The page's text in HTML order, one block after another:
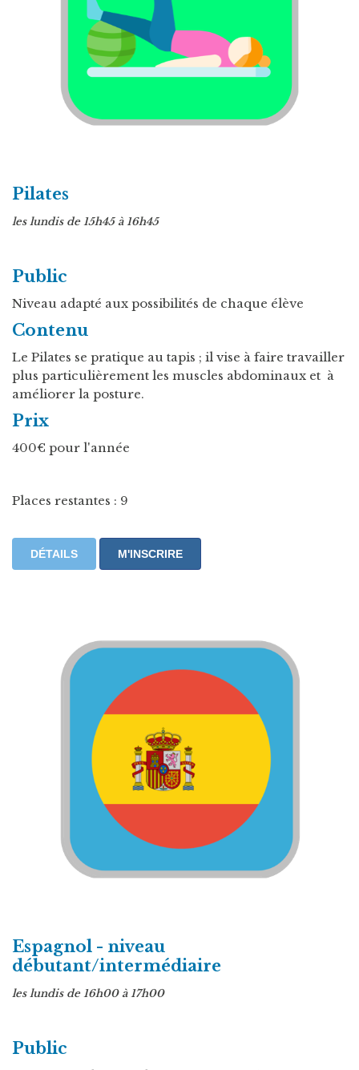
Pilates
les lundis de 15h45 à 16h45
Public
Niveau adapté aux possibilités de chaque élève
Contenu
Le Pilates se pratique au tapis ; il vise à faire travailler
plus particulièrement les muscles abdominaux et à
améliorer la posture.
Prix
400€ pour l'année
Places restantes : 9
DÉTAILS M'INSCRIRE
Espagnol - niveau
débutant/intermédiaire
les lundis de 16h00 à 17h00
Public